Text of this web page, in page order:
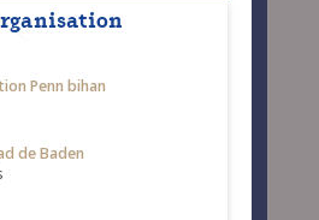
Penn bihan
de Baden